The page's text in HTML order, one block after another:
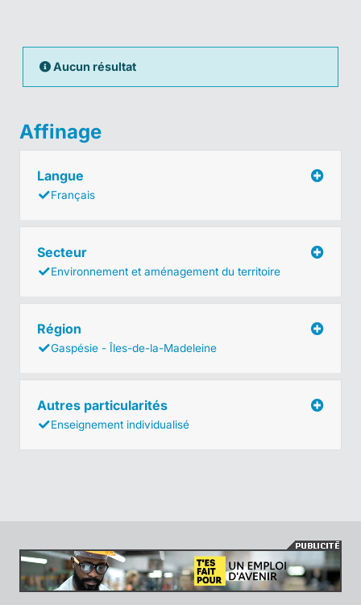
Aucun résultat
Affinage
Langue
Français
Secteur
Environnement et aménagement du territoire
Région
Gaspésie - Îles-de-la-Madeleine
Autres particularités
Enseignement individualisé